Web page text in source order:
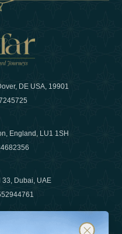
DE USA, 19901
England, LU1 1SH
33, Dubai, UAE
о последних
и будьте в курсе